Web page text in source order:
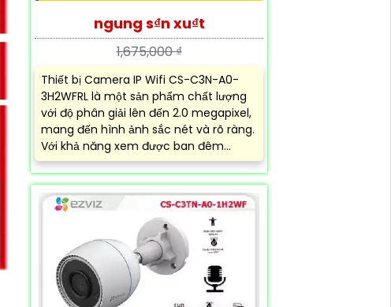
ngung s₫n xu₫t
1,675,000 ₫
Thiết bị Camera IP Wifi CS-C3N-A0-
3H2WFRL là một sản phẩm chất lượng
với độ phân giải lên đến 2.0 megapixel,
mang đến hình ảnh sắc nét và rõ ràng.
Với khả năng xem được ban đêm...